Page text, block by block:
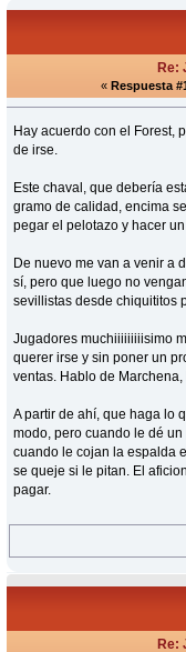
Re:
« Respuesta
Hay acuerdo con el Forest,
de irse.
Este chaval, que debería
gramo de calidad, encima
pegar el pelotazo y hacer
De nuevo me van a venir a
sí, pero que luego no
sevillistas desde chiquititos
Jugadores muchiiiiiiiiisimo
querer irse y sin poner un
ventas. Hablo de
A partir de ahí, que haga lo
modo, pero cuando le dé
cuando le cojan la espalda
se queje si le pitan. El
pagar.
Re: